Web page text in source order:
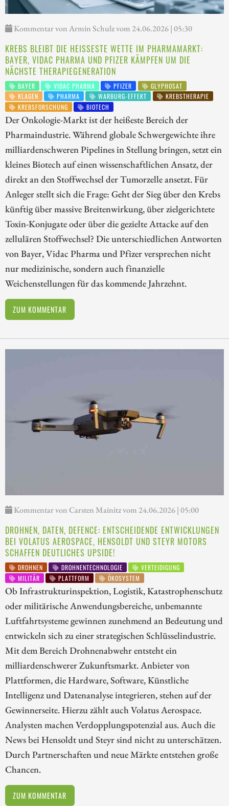
Kommentar von Armin Schulz vom 24.06.2026 | 05:30
KREBS BLEIBT DIE HEISSESTE WETTE IM PHARMAMARKT: B
AYER, VIDAC PHARMA UND PFIZER KÄMPFEN UM DIE N
ÄCHSTE THERAPIEGENERATION
BAYER VIDAC PHARMA PFIZER
GLYPHOSAT
KLAGEN
PHARMA WARBURG-EFFEKT
KREBSTHERAPIE
KREBSFORSCHUNG
BIOTECH
Der Onkologie-Markt ist der heißeste Bereich der
Pharmaindustrie. Während globale Schwergewichte ihre
milliardenschweren Pipelines in Stellung bringen, setzt ein
kleines Biotech auf einen wissenschaftlichen Ansatz, der
direkt an den Stoffwechsel der Tumorzelle ansetzt. Für
Anleger stellt sich die Frage: Geht der Sieg über den Krebs
künftig über massive Breitenwirkung, über zielgerichtete
Toxin-Konjugate oder über die gezielte Attacke auf den
zellulären Stoffwechsel? Die unterschiedlichen Antworten
von Bayer, Vidac Pharma und Pfizer versprechen nicht
nur medizinische, sondern auch finanzielle
Weichenstellungen für das kommende Jahrzehnt.
ZUM KOMMENTAR
Kommentar von Carsten Mainitz vom 24.06.2026 | 05:00
DROHNEN, DATEN, DEFENCE: ENTSCHEIDENDE ENTWICKLUNGEN
BEI VOLATUS AEROSPACE, HENSOLDT UND STEYR MOTORS
SCHAFFEN DEUTLICHES UPSIDE!
DROHNEN DROHNENTECHNOLOGIE
VERTEIDIGUNG
MILITÄR
PLATTFORM ÖKOSYSTEM
Ob Infrastrukturinspektion, Logistik, Katastrophenschutz
oder militärische Anwendungsbereiche, unbemannte
Luftfahrtsysteme gewinnen zunehmend an Bedeutung und
entwickeln sich zu einer strategischen Schlüsselindustrie.
Mit dem Bereich Drohnenabwehr entsteht ein
milliardenschwerer Zukunftsmarkt. Anbieter von
Plattformen, die Hardware, Software, Künstliche
Intelligenz und Datenanalyse integrieren, stehen auf der
Gewinnerseite. Hierzu zählt auch Volatus Aerospace.
Analysten machen Verdopplungspotenzial aus. Auch die
News bei Hensoldt und Steyr sind nicht zu unterschätzen.
Durch Partnerschaften und neue Märkte entstehen große
Chancen.
ZUM KOMMENTAR